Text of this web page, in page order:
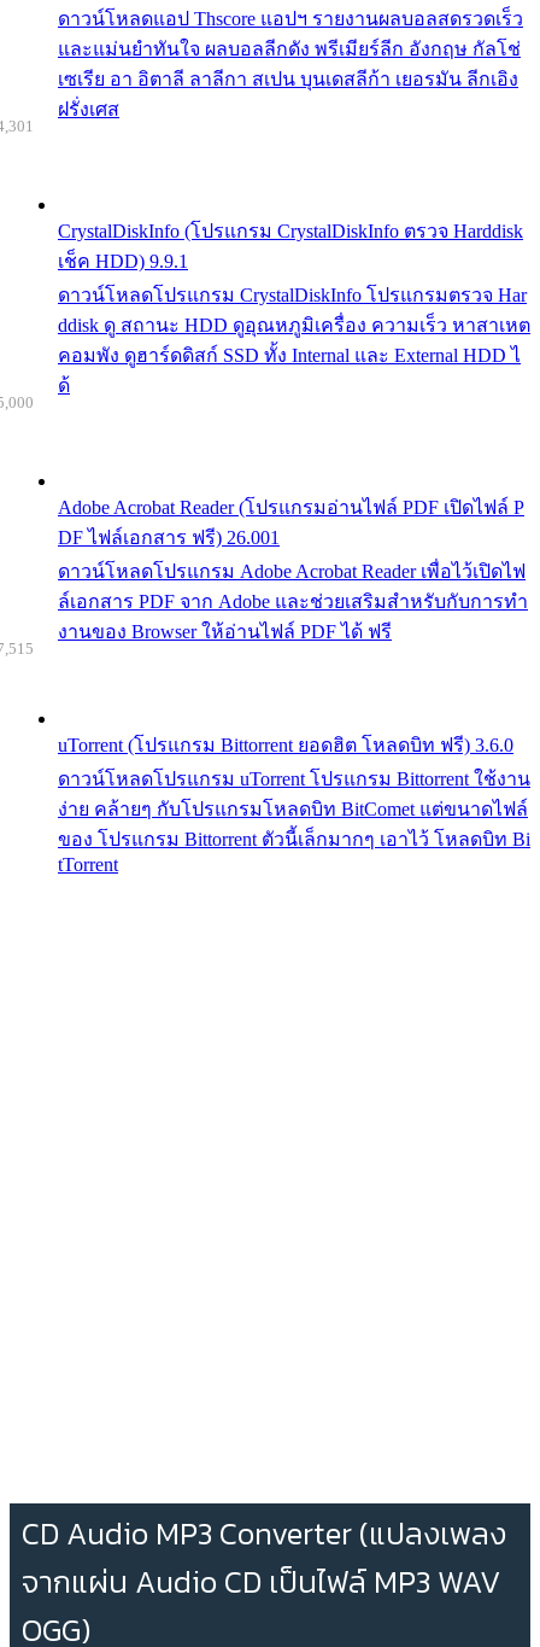
ดาวน์โหลดแอป Thscore แอปฯ รายงานผลบอลสดรวดเร็ว
และแม่นยำทันใจ ผลบอลลีกดัง พรีเมียร์ลีก อังกฤษ กัลโช่
เซเรีย อา อิตาลี ลาลีกา สเปน บุนเดสลีก้า เยอรมัน ลีกเอิง
ฝรั่งเศส
CrystalDiskInfo (โปรแกรม CrystalDiskInfo ตรวจ Harddisk
เช็ค HDD) 9.9.1
ดาวน์โหลดโปรแกรม CrystalDiskInfo โปรแกรมตรวจ Har
ddisk ดู สถานะ HDD ดูอุณหภูมิเครื่อง ความเร็ว หาสาเหต
คอมพัง ดูฮาร์ดดิสก์ SSD ทั้ง Internal และ External HDD ไ
ด้
Adobe Acrobat Reader (โปรแกรมอ่านไฟล์ PDF เปิดไฟล์ P
DF ไฟล์เอกสาร ฟรี) 26.001
ดาวน์โหลดโปรแกรม Adobe Acrobat Reader เพื่อไว้เปิดไฟ
ล์เอกสาร PDF จาก Adobe และช่วยเสริมสำหรับกับการทำ
งานของ Browser ให้อ่านไฟล์ PDF ได้ ฟรี
uTorrent (โปรแกรม Bittorrent ยอดฮิต โหลดบิท ฟรี) 3.6.0
ดาวน์โหลดโปรแกรม uTorrent โปรแกรม Bittorrent ใช้งาน
ง่าย คล้ายๆ กับโปรแกรมโหลดบิท BitComet แต่ขนาดไฟล์
ของ โปรแกรม Bittorrent ตัวนี้เล็กมากๆ เอาไว้ โหลดบิท Bi
tTorrent
CD Audio MP3 Converter (แปลงเพลง
จากแผ่น Audio CD เป็นไฟล์ MP3 WAV
OGG)